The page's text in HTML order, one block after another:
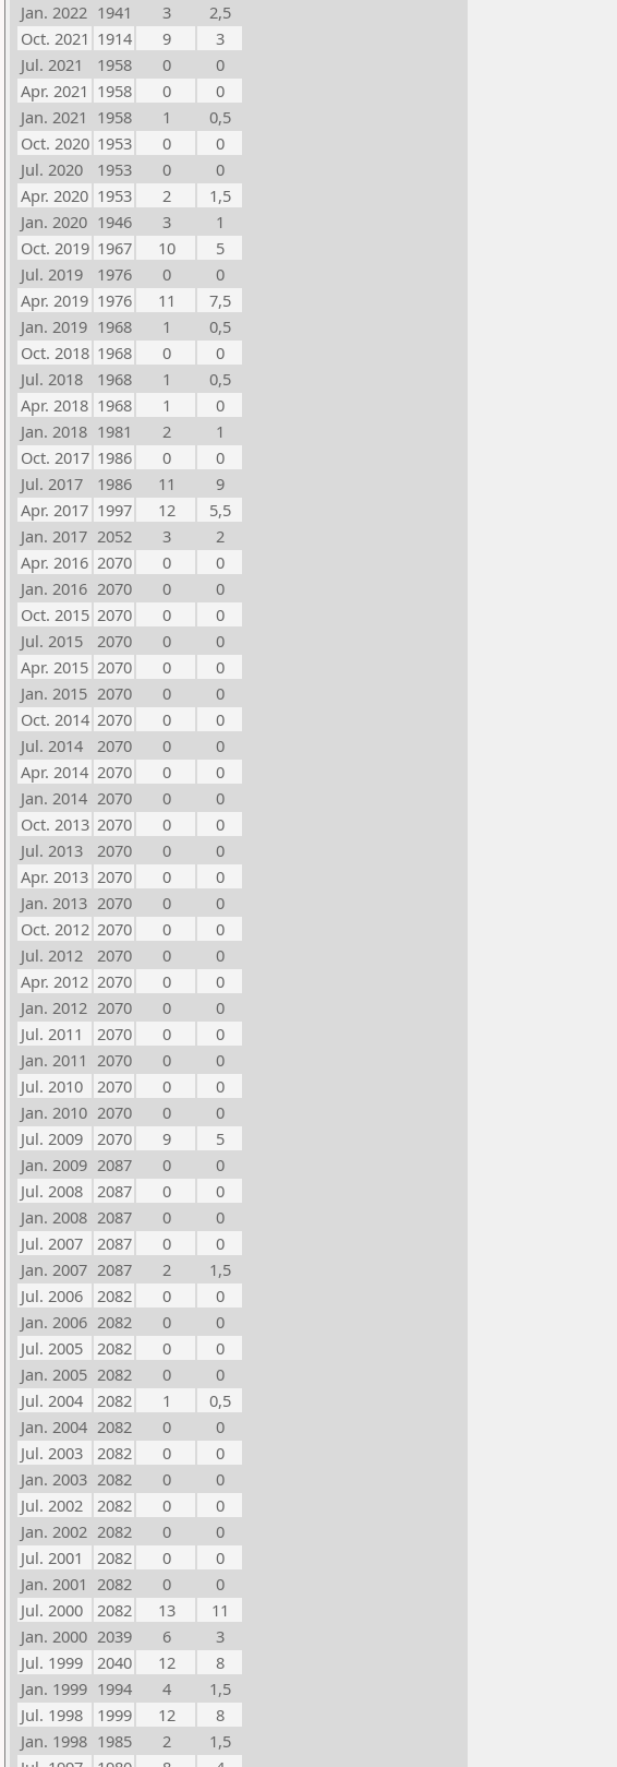
Jan. 2022 1941 3
2,5
Oct. 2021 1914 9
3
Jul. 2021
1958 0
0
Apr. 2021 1958 0
0
Jan. 2021 1958 1
0,5
Oct. 2020 1953 0
0
Jul. 2020
1953 0
0
Apr. 2020 1953 2
1,5
Jan. 2020 1946 3
1
Oct. 2019 1967 10
5
Jul. 2019
1976 0
0
Apr. 2019 1976 11
7,5
Jan. 2019 1968 1
0,5
Oct. 2018 1968 0
0
Jul. 2018
1968 1
0,5
Apr. 2018 1968 1
0
Jan. 2018 1981 2
1
Oct. 2017 1986 0
0
Jul. 2017
1986 11
9
Apr. 2017 1997 12
5,5
Jan. 2017 2052 3
2
Apr. 2016 2070 0
0
Jan. 2016 2070 0
0
Oct. 2015 2070 0
0
Jul. 2015
2070 0
0
Apr. 2015 2070 0
0
Jan. 2015 2070 0
0
Oct. 2014 2070 0
0
Jul. 2014
2070 0
0
Apr. 2014 2070 0
0
Jan. 2014 2070 0
0
Oct. 2013 2070 0
0
Jul. 2013
2070 0
0
Apr. 2013 2070 0
0
Jan. 2013 2070 0
0
Oct. 2012 2070 0
0
Jul. 2012
2070 0
0
Apr. 2012 2070 0
0
Jan. 2012 2070 0
0
Jul. 2011
2070 0
0
Jan. 2011 2070 0
0
Jul. 2010
2070 0
0
Jan. 2010 2070 0
0
Jul. 2009
2070 9
5
Jan. 2009 2087 0
0
Jul. 2008
2087 0
0
Jan. 2008 2087 0
0
Jul. 2007
2087 0
0
Jan. 2007 2087 2
1,5
Jul. 2006
2082 0
0
Jan. 2006 2082 0
0
Jul. 2005
2082 0
0
Jan. 2005 2082 0
0
Jul. 2004
2082 1
0,5
Jan. 2004 2082 0
0
Jul. 2003
2082 0
0
Jan. 2003 2082 0
0
Jul. 2002
2082 0
0
Jan. 2002 2082 0
0
Jul. 2001
2082 0
0
Jan. 2001 2082 0
0
Jul. 2000
2082 13
11
Jan. 2000 2039 6
3
Jul. 1999
2040 12
8
Jan. 1999 1994 4
1,5
Jul. 1998
1999 12
8
Jan. 1998 1985 2
1,5